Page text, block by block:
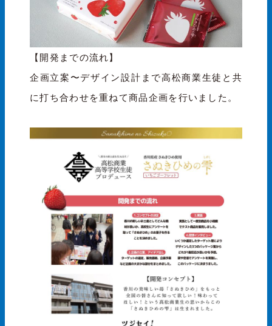
【開発までの流れ】
企画立案〜デザイン設計まで高松商業生徒と共
に打ち合わせを重ねて商品企画を行いました。